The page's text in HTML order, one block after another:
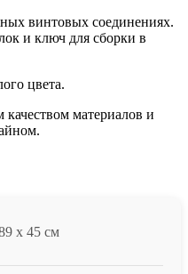
винтовых соединениях.
и ключ для сборки в
цвета.
материалов и
x 45 см